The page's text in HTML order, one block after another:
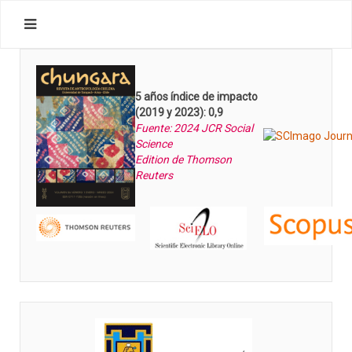
5 años índice de impacto
(2019 y 2023): 0,9
Fuente: 2024 JCR Social
Science
Edition de Thomson
Reuters